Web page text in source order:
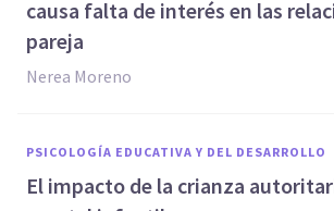
causa falta de interés en las
pareja
Nerea Moreno
PSICOLOGÍA EDUCATIVA Y DEL DESARROLLO
El impacto de la crianza